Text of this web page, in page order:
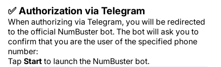
✅ Authorization via Telegram
When authorizing via Telegram, you will be redirected
to the official NumBuster bot. The bot will ask you to
confirm that you are the user of the specified phone
number:
Tap Start to launch the NumBuster bot.